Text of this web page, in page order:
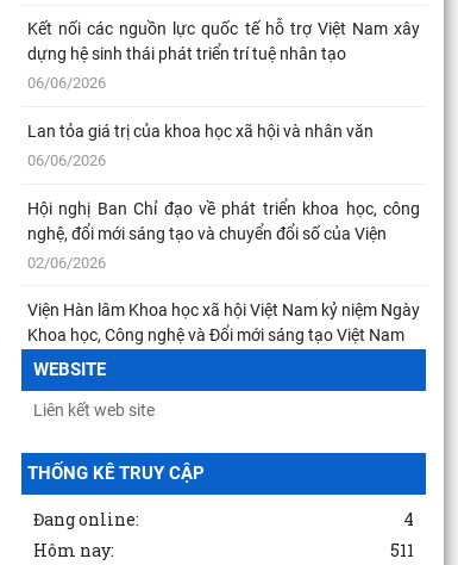
với Tiểu ban Văn hóa - Xã hội - Văn học, nghệ
01/08/2026
chức Hội nghị Tập huấn nghiệp vụ công tác kiểm
31/07/2026
Hội thảo khoa học quốc gia “Danh nhân văn hóa Lê
Quý Đôn - Di sản và giá trị thời đại”
30/07/2026
Tăng cường sự lãnh đạo của Đảng trong phòng,
chống tham nhũng, lãng phí, tiêu cực theo tinh thần
Thực hiện Nghị quyết 57: Chuyển mạnh sang tổ chức
30/07/2026
Kết nối các nguồn lực quốc tế hỗ trợ Việt Nam xây
dựng hệ sinh thái phát triển trí tuệ nhân tạo
06/06/2026
Lan tỏa giá trị của khoa học xã hội và nhân văn
06/06/2026
Hội nghị Ban Chỉ đạo về phát triển khoa học, công
nghệ, đổi mới sáng tạo và chuyển đổi số của Viện
02/06/2026
Viện Hàn lâm Khoa học xã hội Việt Nam kỷ niệm Ngày
Khoa học, Công nghệ và Đổi mới sáng tạo Việt Nam
18/05/2026
WEBSITE
THỐNG KÊ TRUY CẬP
Đang online:
4
Hôm nay:
511